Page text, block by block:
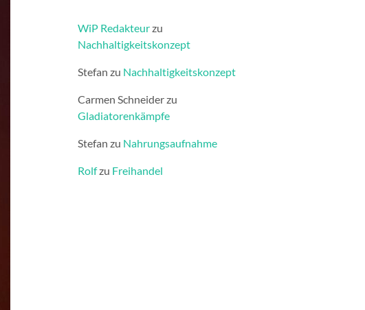
WiP Redakteurzu
Nachhaltigkeitskonzept
Stefan zu Nachhaltigkeitskonzept
Carmen Schneiderzu
Gladiatorenkämpfe
Stefan zu Nahrungsaufnahme
Rolfzu Freihandel